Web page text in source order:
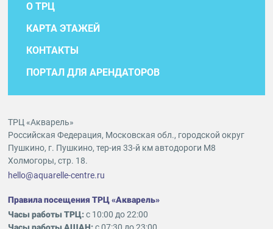
О ТРЦ
КАРТА ЭТАЖЕЙ
КОНТАКТЫ
ПОРТАЛ ДЛЯ АРЕНДАТОРОВ
ТРЦ «Акварель»
Российская Федерация, Московская обл., городской округ
Пушкино, г. Пушкино, тер-ия 33-й км автодороги М8
Холмогоры, стр. 18.
hello@aquarelle-centre.ru
Правила посещения ТРЦ «Акварель»
Часы работы ТРЦ:с 10:00 до 22:00